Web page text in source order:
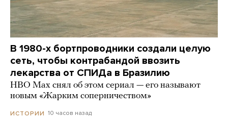
В 1980-х бортпроводники создали целую
сеть, чтобы контрабандой ввозить
лекарства от СПИДа в Бразилию
HBO Max снял об этом сериал — его называют
новым «Жарким соперничеством»
ИСТОРИИ 10 часов назад